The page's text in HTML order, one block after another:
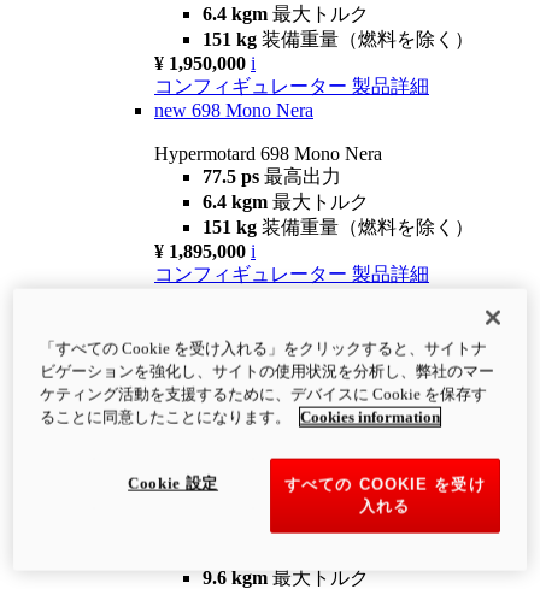
6.4 kgm 最大トルク
151 kg 装備重量（燃料を除く）
¥ 1,950,000 i
コンフィギュレーター 製品詳細
new 698 Mono Nera
Hypermotard 698 Mono Nera
77.5 ps 最高出力
6.4 kgm 最大トルク
151 kg 装備重量（燃料を除く）
¥ 1,895,000 i
コンフィギュレーター 製品詳細
Hypermotard V2
120.4 hp最高出力
9.6 kgm最大トルク
180 kg装備重量（燃料を除く）
コンフィギュレーター 製品詳細
newV2 SP
Hypermotard V2 SP
9.6 kgm 最大トルク
「すべての Cookie を受け入れる」をクリックすると、サイトナ
ビゲーションを強化し、サイトの使用状況を分析し、弊社のマー
ケティング活動を支援するために、デバイスに Cookie を保存す
ることに同意したことになります。
Cookies information
すべての COOKIE を受け
入れる
Cookie 設定